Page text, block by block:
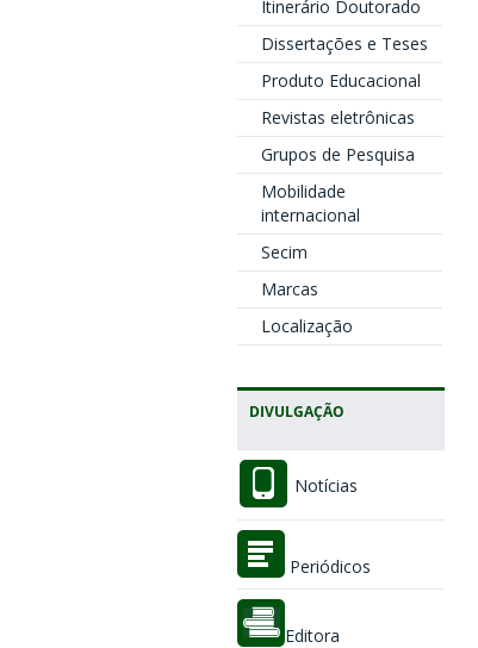
Itinerário Doutorado
Dissertações e Teses
Produto Educacional
Revistas eletrônicas
Grupos de Pesquisa
Mobilidade
internacional
Secim
Marcas
Localização
DIVULGAÇÃO
Notícias
Periódicos
Editora